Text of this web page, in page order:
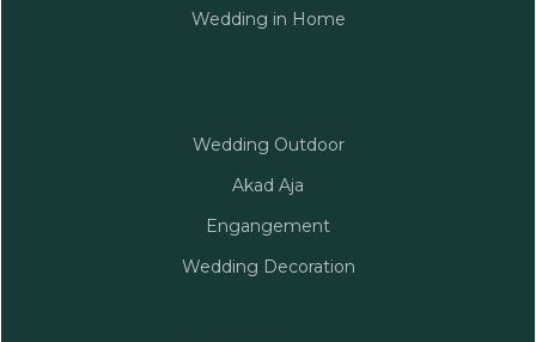
Wedding in Home
Wedding Outdoor
Akad Aja
Engangement
Wedding Decoration